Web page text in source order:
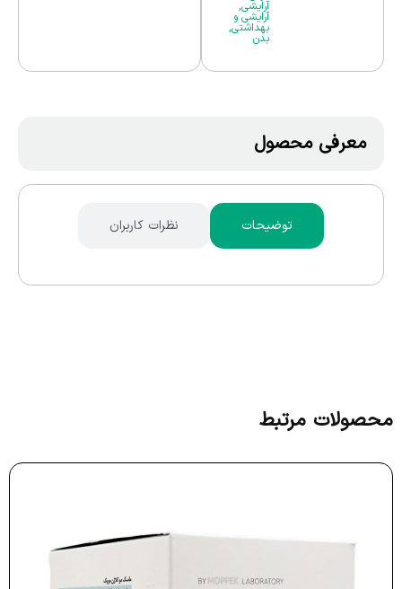
آرایشی,
آرایشی و
بهداشتی,
بدن
معرفی محصول
توضیحات نظرات کاربران
محصولات مرتبط